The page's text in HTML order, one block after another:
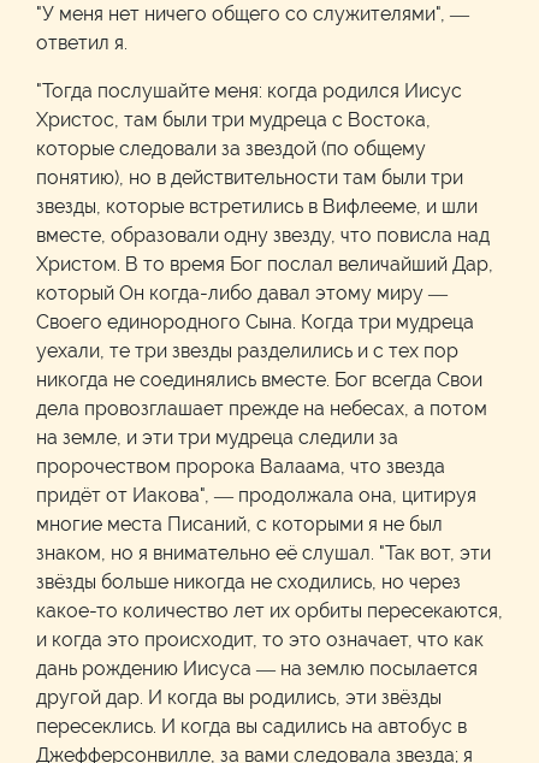
"У меня нет ничего общего со служителями", —
ответил я.
"Тогда послушайте меня: когда родился Иисус
Христос, там были три мудреца с Востока,
которые следовали за звездой (по общему
понятию), но в действительности там были три
звезды, которые встретились в Вифлееме, и шли
вместе, образовали одну звезду, что повисла над
Христом. В то время Бог послал величайший Дар,
который Он когда-либо давал этому миру —
Своего единородного Сына. Когда три мудреца
уехали, те три звезды разделились и с тех пор
никогда не соединялись вместе. Бог всегда Свои
дела провозглашает прежде на небесах, а потом
на земле, и эти три мудреца следили за
пророчеством пророка Валаама, что звезда
придёт от Иакова", — продолжала она, цитируя
многие места Писаний, с которыми я не был
знаком, но я внимательно её слушал. "Так вот, эти
звёзды больше никогда не сходились, но через
какое-то количество лет их орбиты пересекаются,
и когда это происходит, то это означает, что как
дань рождению Иисуса — на землю посылается
другой дар. И когда вы родились, эти звёзды
пересеклись. И когда вы садились на автобус в
Джефферсонвилле, за вами следовала звезда; я